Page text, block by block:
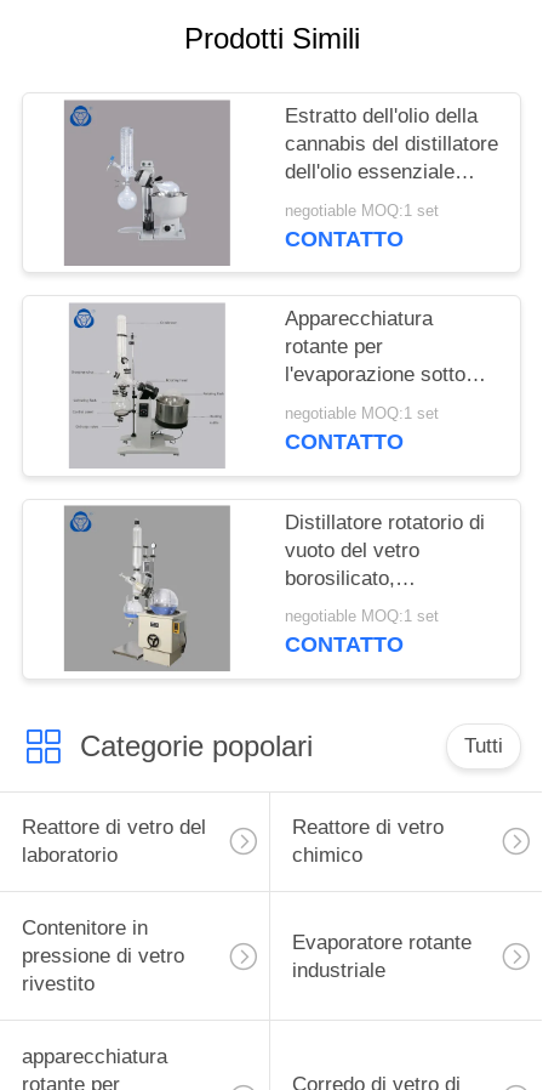
POLITICA
SULLA
PRIVACY
Prodotti Simili
Estratto dell'olio della
cannabis del distillatore
dell'olio essenziale
dell'evaporatore rotante
di distillazione sotto
negotiable MOQ:1 set
CONTATTO
Apparecchiatura
rotante per
l'evaporazione sotto
vuoto chimica del
laboratorio, distillatore
negotiable MOQ:1 set
CONTATTO
Distillatore rotatorio di
vuoto del vetro
borosilicato,
evaporatore rotante 20l
protetto contro le
negotiable MOQ:1 set
CONTATTO
Categorie popolari Tutti
Reattore di vetro del
laboratorio
Reattore di vetro
chimico
Contenitore in
pressione di vetro
rivestito
Evaporatore rotante
industriale
apparecchiatura
rotante per
Corredo di vetro di